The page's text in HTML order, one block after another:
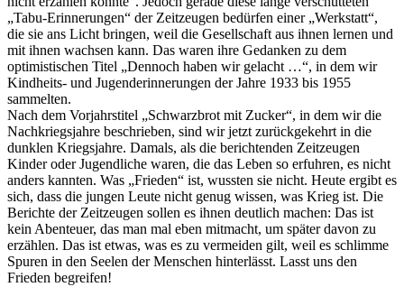
Tabu-Erinnerungen
der Zeitzeugen bedürfen einer Werkstatt ,
die sie ans Licht bringen, weil die Gesellschaft aus ihnen lernen und
mit ihnen wachsen kann. Das waren ihre Gedanken zu dem
optimistischen Titel
Dennoch haben wir gelacht … , in dem wir
Kindheits- und Jugenderinnerungen der Jahre 1933 bis 1955
sammelten.
Nach dem Vorjahrstitel
Schwarzbrot mit Zucker , in dem wir die
Nachkriegsjahre beschrieben, sind wir jetzt zurückgekehrt in die
dunklen Kriegsjahre. Damals, als die berichtenden Zeitzeugen
Kinder oder Jugendliche waren, die das Leben so erfuhren, es nicht
anders kannten. Was
Frieden
ist, wussten sie nicht. Heute ergibt es
sich, dass die jungen Leute nicht genug wissen, was Krieg ist. Die
Berichte der Zeitzeugen sollen es ihnen deutlich machen: Das ist
kein Abenteuer, das man mal eben mitmacht, um später davon zu
erzählen. Das ist etwas, was es zu vermeiden gilt, weil es schlimme
Spuren in den Seelen der Menschen hinterlässt. Lasst uns den
Frieden begreifen!